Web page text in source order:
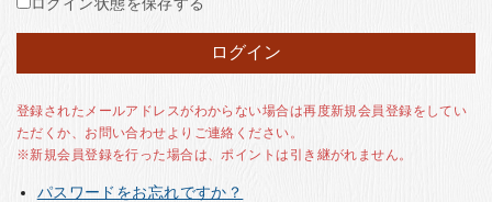
お客様の声
お知らせ
ログイン状態を保存する
登録されたメールアドレスがわからない場合は再度新規会員登録をしてい
ただくか、お問い合わせよりご連絡ください。
※新規会員登録を行った場合は、ポイントは引き継がれません。
パスワードをお忘れですか？